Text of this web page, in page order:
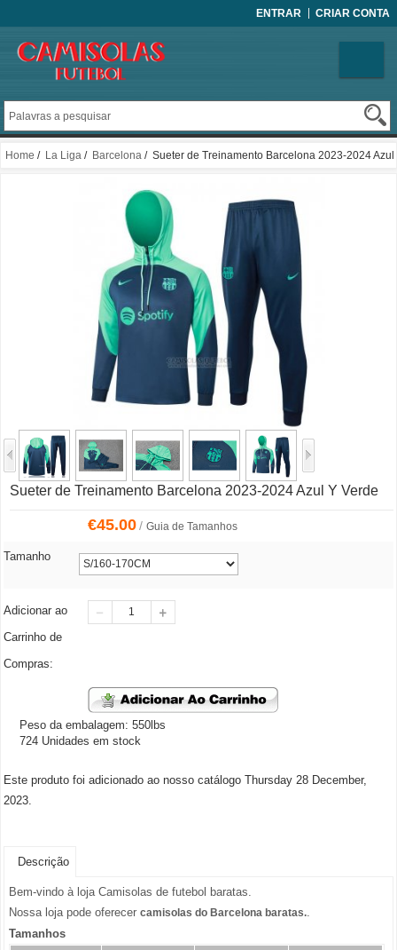
ENTRAR CRIAR CONTA
Home / La Liga / Barcelona / Sueter de Treinamento Barcelona 2023-2024 Azul
Sueter de Treinamento Barcelona 2023-2024 Azul Y Verde
€45.00/ Guia de Tamanhos
Tamanho
Adicionar ao
Carrinho de
Compras:
Peso da embalagem: 550lbs
724 Unidades em stock
Este produto foi adicionado ao nosso catálogo Thursday 28 December,
2023.
Descrição
Bem-vindo à loja Camisolas de futebol baratas.
Nossa loja pode oferecer camisolas do Barcelona baratas..
Tamanhos